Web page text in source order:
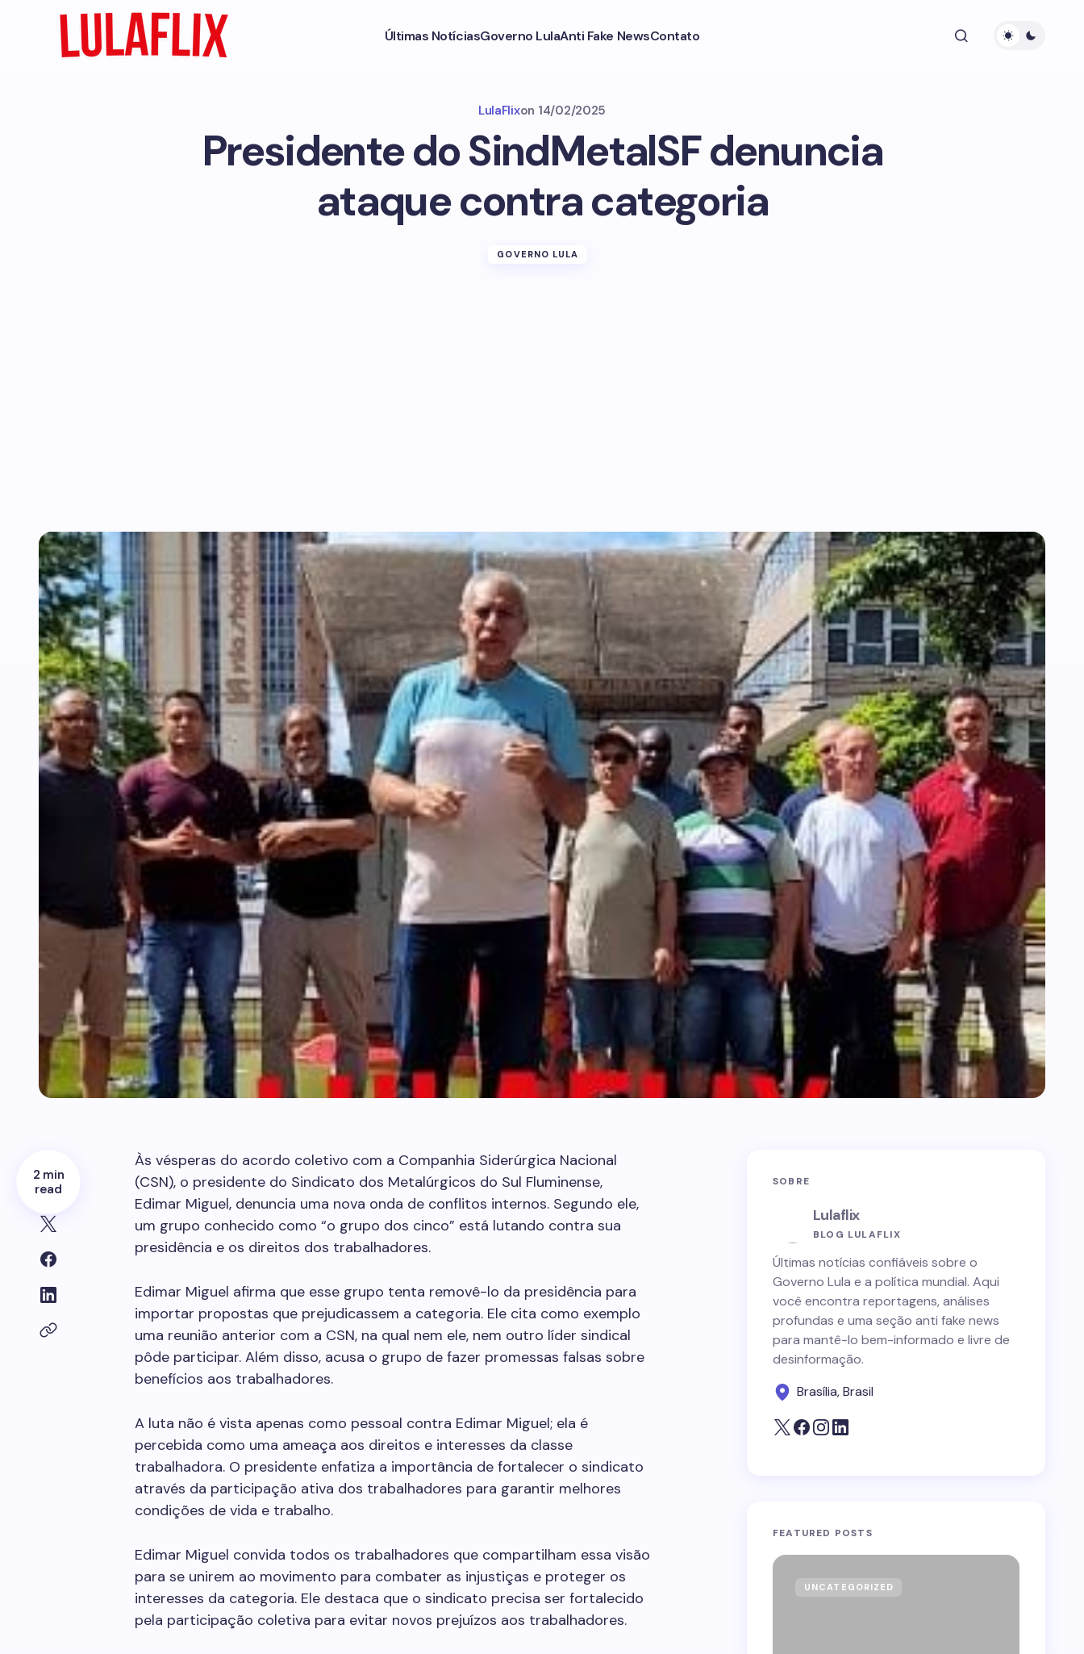
Últimas NotíciasGoverno LulaAnti Fake NewsContato
LulaFlixon 14/02/2025
Presidente do SindMetalSF denuncia
ataque contra categoria
GOVERNO LULA
2 min
read
Às vésperas do acordo coletivo com a Companhia Siderúrgica Nacional
(CSN), o presidente do Sindicato dos Metalúrgicos do Sul Fluminense,
Edimar Miguel, denuncia uma nova onda de conflitos internos. Segundo ele,
um grupo conhecido como “o grupo dos cinco” está lutando contra sua
presidência e os direitos dos trabalhadores.
Edimar Miguel afirma que esse grupo tenta removê-lo da presidência para
importar propostas que prejudicassem a categoria. Ele cita como exemplo
uma reunião anterior com a CSN, na qual nem ele, nem outro líder sindical
pôde participar. Além disso, acusa o grupo de fazer promessas falsas sobre
benefícios aos trabalhadores.
A luta não é vista apenas como pessoal contra Edimar Miguel; ela é
percebida como uma ameaça aos direitos e interesses da classe
trabalhadora. O presidente enfatiza a importância de fortalecer o sindicato
através da participação ativa dos trabalhadores para garantir melhores
condições de vida e trabalho.
Edimar Miguel convida todos os trabalhadores que compartilham essa visão
para se unirem ao movimento para combater as injustiças e proteger os
interesses da categoria. Ele destaca que o sindicato precisa ser fortalecido
pela participação coletiva para evitar novos prejuízos aos trabalhadores.
SOBRE
Lulaflix
BLOG LULAFLIX
Últimas notícias confiáveis sobre o
Governo Lula e a política mundial. Aqui
você encontra reportagens, análises
profundas e uma seção anti fake news
para mantê-lo bem-informado e livre de
desinformação.
Brasília, Brasil
FEATURED POSTS
UNCATEGORIZED